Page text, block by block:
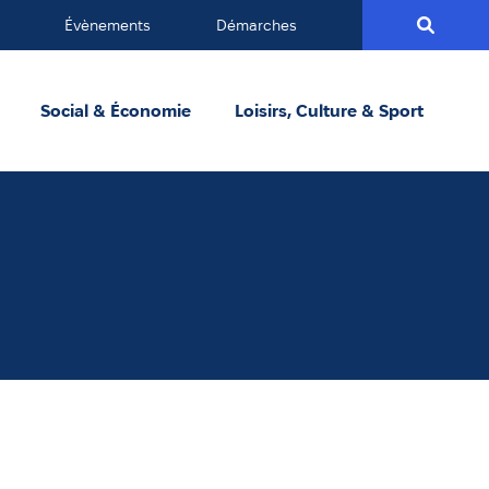
Évènements Démarches
Social & Économie Loisirs, Culture & Sport